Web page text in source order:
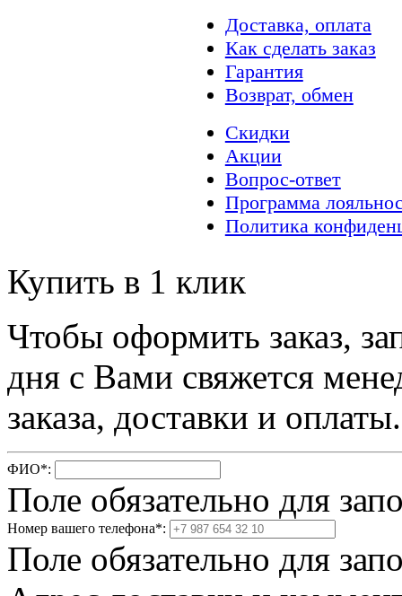
Доставка, оплата
Как сделать заказ
Гарантия
Возврат, обмен
Скидки
Акции
Вопрос-ответ
Программа
Политика
Купить в 1 клик
Чтобы оформить заказ,
дня с Вами свяжется
заказа, доставки и оплаты.
ФИО*:
Поле обязательно для
Номер вашего телефона*:
Поле обязательно для